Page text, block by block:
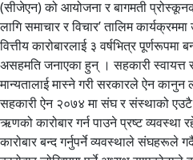
(सीजेएन) को आयोजना र बागमती
लागि समाचार र विचार’ तालिम
वित्तीय कारोबारलाई ३ वर्षभित्र पूर्णरूपमा
असहमति जनाएका हुन् । सहकारी
मान्यतालाई मास्ने गरी सरकारले ऐन
सहकारी ऐन २०७४ मा संघ र संस्थाको
ऋणको कारोबार गर्न पाउने प्रष्ट व्यवस्था
कारोबार बन्द गर्नुपर्ने व्यवस्थाले संघहरूले